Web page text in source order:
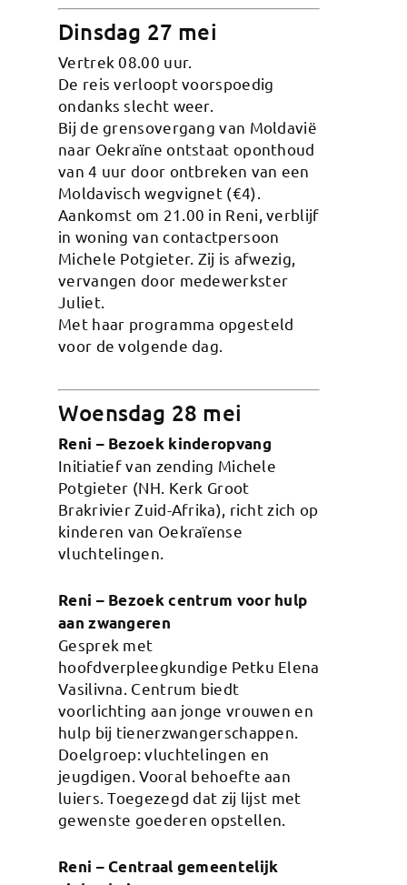
Dinsdag 27 mei
Vertrek 08.00 uur.
De reis verloopt voorspoedig
ondanks slecht weer.
Bij de grensovergang van Moldavië
naar Oekraïne ontstaat oponthoud
van 4 uur door ontbreken van een
Moldavisch wegvignet (€4).
Aankomst om 21.00 in Reni, verblijf
in woning van contactpersoon
Michele Potgieter. Zij is afwezig,
vervangen door medewerkster
Juliet.
Met haar programma opgesteld
voor de volgende dag.
Woensdag 28 mei
Reni – Bezoek kinderopvang
Initiatief van zending Michele
Potgieter (NH. Kerk Groot
Brakrivier Zuid-Afrika), richt zich op
kinderen van Oekraïense
vluchtelingen.
Reni – Bezoek centrum voor hulp
aan zwangeren
Gesprek met
hoofdverpleegkundige Petku Elena
Vasilivna. Centrum biedt
voorlichting aan jonge vrouwen en
hulp bij tienerzwangerschappen.
Doelgroep: vluchtelingen en
jeugdigen. Vooral behoefte aan
luiers. Toegezegd dat zij lijst met
gewenste goederen opstellen.
Reni – Centraal gemeentelijk